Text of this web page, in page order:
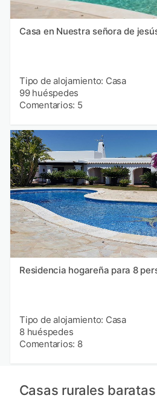
Casa en Nuestra señora de
Tipo de alojamiento: Casa
99 huéspedes
Comentarios: 5
Residencia hogareña para 8
Tipo de alojamiento: Casa
8 huéspedes
Comentarios: 8
Casas rurales